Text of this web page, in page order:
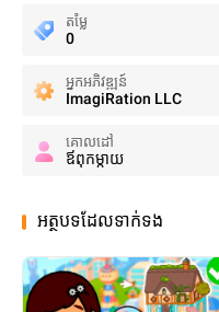
តម្លៃ
0
អ្នកអភិវឌ្ឍន៍
ImagiRation LLC
គោលដៅ
ឪពុកម្តាយ
អត្ថបទដែលទាក់ទង